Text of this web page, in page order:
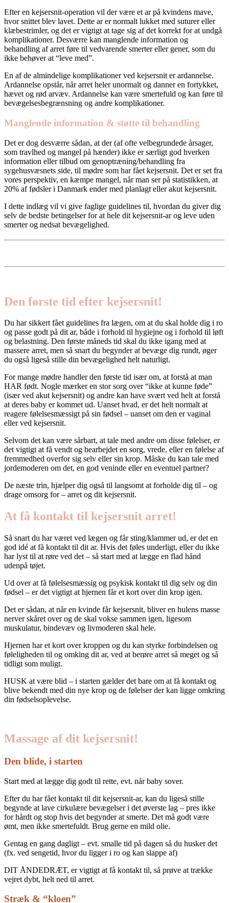
Efter en kejsersnit-operation vil der være et ar på kvindens mave,
hvor snittet blev lavet. Dette ar er normalt lukket med suturer eller
klæbestrimler, og det er vigtigt at tage sig af det korrekt for at undgå
komplikationer. Desværre kan manglende information og
behandling af arret føre til vedvarende smerter eller gener, som du
ikke behøver at “leve med”.
En af de almindelige komplikationer ved kejsersnit er ardannelse.
Ardannelse opstår, når arret heler unormalt og danner en fortykket,
hævet og rød arvæv. Ardannelse kan være smertefuld og kan føre til
bevægelsesbegrænsning og andre komplikationer.
Manglende information & støtte til behandling
Det er dog desværre sådan, at der (af ofte velbegrundede årsager,
som travlhed og mangel på hænder) ikke er særligt god hverken
information eller tilbud om genoptræning/behandling fra
sygehusvæsnets side, til mødre som har fået kejsersnit. Det er set fra
vores perspektiv, en kæmpe mangel, når man ser på statistikken, at
20% af fødsler i Danmark ender med planlagt eller akut kejsersnit.
I dette indlæg vil vi give faglige guidelines til, hvordan du giver dig
selv de bedste betingelser for at hele dit kejsersnit-ar og leve uden
smerter og nedsat bevægelighed.
Den første tid efter kejsersnit!
Du har sikkert fået guidelines fra lægen, om at du skal holde dig i ro
og passe godt på dit ar, både i forhold til hygiejne og i forhold til løft
og belastning. Den første måneds tid skal du ikke igang med at
massere arret, men så snart du begynder at bevæge dig rundt, øger
du også ligeså stille din bevægelighed helt naturligt.
For mange mødre handler den første tid især om, at forstå at man
HAR født. Nogle mærker en stor sorg over “ikke at kunne føde”
(især ved akut kejsersnit) og andre kan have svært ved helt at forstå
at deres baby er kommet ud. Uanset hvad, er det helt normalt at
reagere følelsesmæssigt på sin fødsel – uanset om den er vaginal
eller ved kejsersnit.
Selvom det kan være sårbart, at tale med andre om disse følelser, er
det vigtigt at få vendt og bearbejdet en sorg, vrede, eller en følelse af
fremmedhed overfor sig selv eller sin krop. Måske du kan tale med
jordemoderen om det, en god veninde eller en eventuel partner?
De næste trin, hjælper dig også til langsomt at forholde dig til – og
drage omsorg for – arret og dit kejsersnit.
At få kontakt til kejsersnit arret!
Så snart du har været ved lægen og får sting/klammer ud, er det en
god idé at få kontakt til dit ar. Hvis det føles underligt, eller du ikke
har lyst til at røre ved det – så start med at lægge en flad hånd
udenpå tøjet.
Ud over at få følelsesmæssig og psykisk kontakt til dig selv og din
fødsel – er det vigtigt at hjernen får et kort over din krop igen.
Det er sådan, at når en kvinde får kejsersnit, bliver en hulens masse
nerver skåret over og de skal vokse sammen igen, ligesom
muskulatur, bindevæv og livmoderen skal hele.
Hjernen har et kort over kroppen og du kan styrke forbindelsen og
føleligheden til og omking dit ar, ved at berøre arret så meget og så
tidligt som muligt.
HUSK at være blid – i starten gælder det bare om at få kontakt og
blive bekendt med din nye krop og de følelser der kan ligge omkring
din fødselsoplevelse.
Massage af dit kejsersnit!
Den blide, i starten
Start med at lægge dig godt til rette, evt. når baby sover.
Efter du har fået kontakt til dit kejsersnit-ar, kan du ligeså stille
begynde at lave cirkulære bevægelser i det øverste lag – pres ikke
for hårdt og stop hvis det begynder at smerte. Det må godt være
ømt, men ikke smertefuldt. Brug gerne en mild olie.
Gentag en gang dagligt – evt. smalle tid på dagen så du husker det
(fx. ved sengetid, hvor du ligger i ro og kan slappe af)
DIT ÅNDEDRÆT, er vigtigt at få kontakt til, så prøve at trække
vejret dybt, helt ned til arret.
Stræk & “kloen”